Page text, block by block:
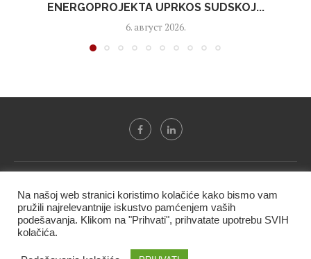
ENERGOPROJEKTA UPRKOS SUDSKOJ...
6. август 2026.
BIF PRESS doo" i ne smeju se presnositi niti koristiti, delimično
ni u celosti, bez izričite dozvole kompanije.
Na našoj web stranici koristimo kolačiće kako bismo vam
pružili najrelevantnije iskustvo pamćenjem vaših
podešavanja. Klikom na "Prihvati", prihvatate upotrebu SVIH
kolačića.